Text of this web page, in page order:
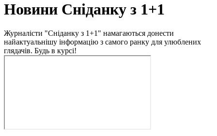
Новини Сніданку з 1+1
Журналісти "Сніданку з 1+1" намагаються донести
найактуальнішу інформацію з самого ранку для улюблених
глядачів. Будь в курсі!